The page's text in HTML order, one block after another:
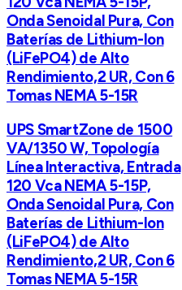
Onda Senoidal Pura, Con
Baterías de Lithium-Ion
(LiFePO4) de Alto
Rendimiento,2 UR, Con 6
Tomas NEMA 5-15R
UPS SmartZone de 1500
VA/1350 W, Topología
Línea Interactiva, Entrada
120 Vca NEMA 5-15P,
Onda Senoidal Pura, Con
Baterías de Lithium-Ion
(LiFePO4) de Alto
Rendimiento,2 UR, Con 6
Tomas NEMA 5-15R